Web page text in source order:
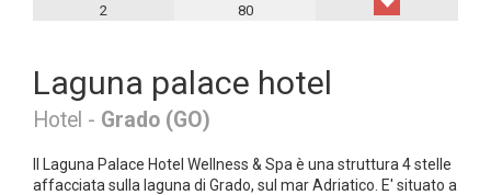
2
80
Laguna palace hotel
Hotel - Grado (GO)
Il Laguna Palace Hotel Wellness & Spa è una struttura 4 stelle
affacciata sulla laguna di Grado, sul mar Adriatico. E' situato a